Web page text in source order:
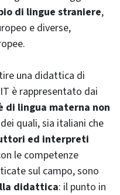
di lingue straniere,
e diverse,
una didattica di
è rappresentato dai
di lingua materna non
quali, sia italiani che
ed interpreti
le competenze
sul campo, sono
didattica: il punto in